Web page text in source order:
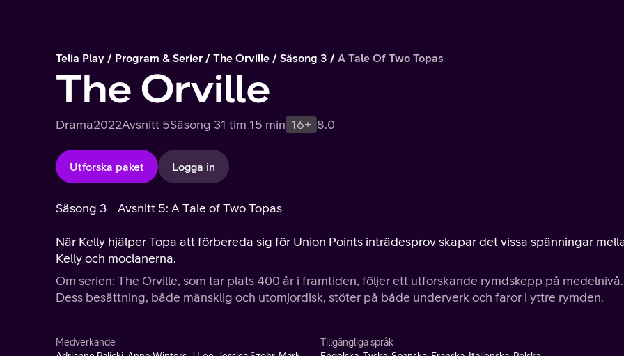
Telia Play Program & Serier The Orville Säsong 3 A Tale Of Two Topas
The Orville
Drama2022Avsnitt 5Säsong 31 tim 15 min 16+ 8.0
Utforska paket Logga in
Säsong 3 Avsnitt 5: A Tale of Two Topas
När Kelly hjälper Topa att förbereda sig för Union Points inträdesprov skapar det vissa spänningar
Kelly och moclanerna.
Om serien: The Orville, som tar plats 400 år i framtiden, följer ett utforskande rymdskepp på medelnivå.
Dess besättning, både mänsklig och utomjordisk, stöter på både underverk och faror i yttre rymden.
Medverkande
Tillgängliga språk